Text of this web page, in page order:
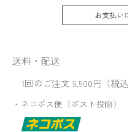
お支払い
送料・配送
1回のご注文 5,500円（税
・ネコポス便（ポスト投函）